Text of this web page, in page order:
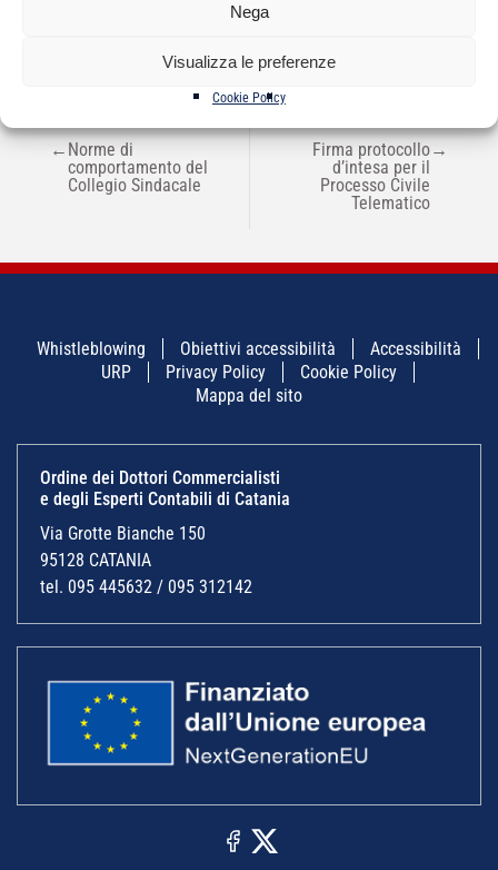
Nega
Visualizza le preferenze
Cookie Policy
NAVIGAZIONE
ARTICOLI
← Norme di
comportamento del
Collegio Sindacale
Firma protocollo
d’intesa per il
Processo Civile
Telematico
→
Whistleblowing Obiettivi accessibilità
Accessibilità
URP
Privacy Policy
Cookie Policy
Mappa del sito
Ordine dei Dottori Commercialisti
e degli Esperti Contabili di Catania
Via Grotte Bianche 150
95128 CATANIA
tel. 095 445632 / 095 312142